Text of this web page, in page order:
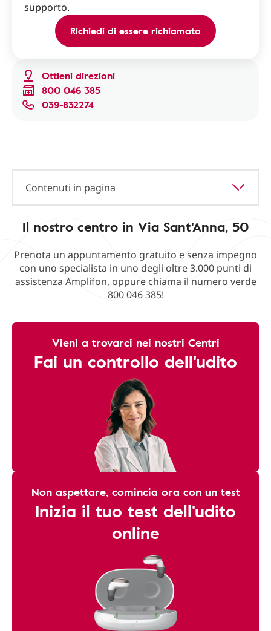
Ottieni direzioni
800 046 385
039-832274
supporto.
Richiedi di essere richiamato
Contenuti in pagina
Il nostro centro in Via Sant'Anna, 50
Prenota un appuntamento gratuito e senza impegno
con uno specialista in uno degli oltre 3.000 punti di
assistenza Amplifon, oppure chiama il numero verde
800 046 385!
Vieni a trovarci nei nostri Centri
Fai un controllo dell'udito
Non aspettare, comincia ora con un test
Inizia il tuo test dell'udito
online